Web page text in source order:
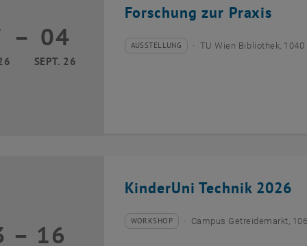
Forschung zur Praxis
17 März 2026 bis 04 September 2026
– 04
SEPT. 26
Veranstaltungstyp:
AUSSTELLUNG
Veranstaltungsort: TU Wien Bibliothek,
KinderUni Technik 2026
13 Juli 2026 bis 16 Juli 2026
– 16 Veranstaltungstyp:
WORKSHOP
Veranstaltungsort:Campus Getreidemarkt,